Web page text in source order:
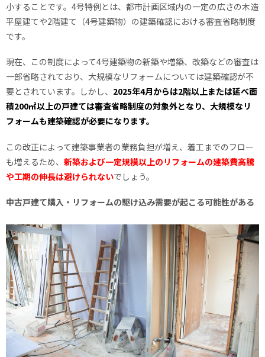
小することです。4号特例とは、都市計画区域内の一定の広さの木造
平屋建てや2階建て（4号建築物）の建築確認における審査省略制度
です。
現在、この制度によって4号建築物の新築や増築、改築などの審査は
一部省略されており、大規模なリフォームについては建築確認が不
要とされています。しかし、 2025年4月からは2階以上または延べ面
積200㎡以上の戸建ては審査省略制度の対象外となり、大規模なリ
フォームも建築確認が必要になります。
この改正によって建築事業者の業務負担が増え、着工までのフロー
も増えるため、 新築および一定規模以上のリフォームの建築費高騰
や工期の伸長は避けられないでしょう。
中古戸建て購入・リフォームの駆け込み需要が起こる可能性がある